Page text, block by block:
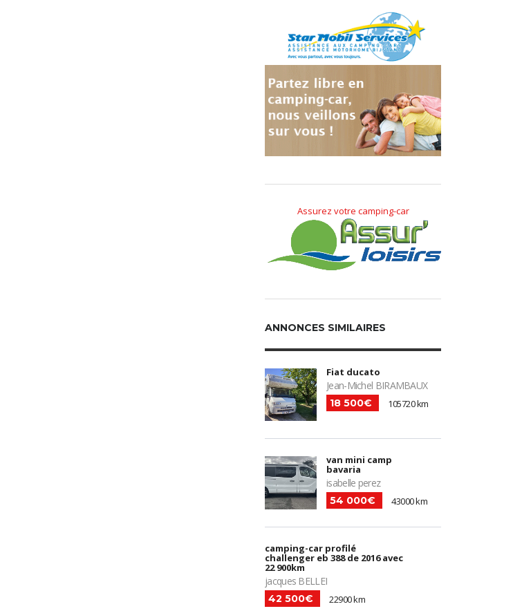
Assurez votre camping-car
ANNONCES SIMILAIRES
Fiat ducato
Jean-Michel BIRAMBAUX
18 500€ 105720 km
van mini camp
bavaria
isabelle perez
54 000€ 43000 km
camping-car profilé
challenger eb 388 de 2016 avec
22 900km
jacques BELLEI
42 500€ 22900 km